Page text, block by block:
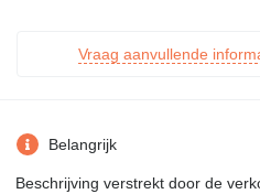
Vraag aanvullende
Belangrijk
Beschrijving verstrekt door de